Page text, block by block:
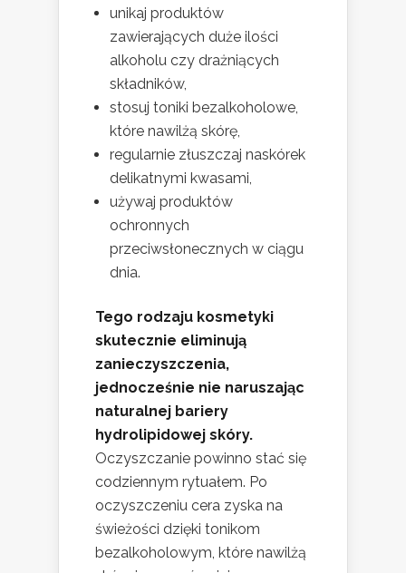
unikaj produktów
zawierających duże ilości
alkoholu czy drażniących
składników,
stosuj toniki bezalkoholowe,
które nawilżą skórę,
regularnie złuszczaj naskórek
delikatnymi kwasami,
używaj produktów
ochronnych
przeciwsłonecznych w ciągu
dnia.
Tego rodzaju kosmetyki
skutecznie eliminują
zanieczyszczenia,
jednocześnie nie naruszając
naturalnej bariery
hydrolipidowej skóry.
Oczyszczanie powinno stać się
codziennym rytuałem. Po
oczyszczeniu cera zyska na
świeżości dzięki tonikom
bezalkoholowym, które nawilżą